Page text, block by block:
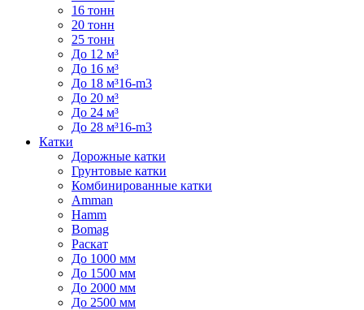
16 тонн
20 тонн
25 тонн
До 12 м³
До 16 м³
До 18 м³16-m3
До 20 м³
До 24 м³
До 28 м³16-m3
Катки
Дорожные катки
Грунтовые катки
Комбинированные катки
Amman
Hamm
Bomag
Раскат
До 1000 мм
До 1500 мм
До 2000 мм
До 2500 мм